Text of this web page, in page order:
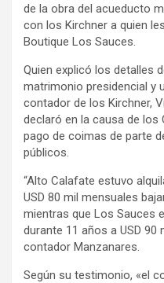
de la obra del acueducto
con los Kirchner a quien
Boutique Los Sauces.
Quien explicó los detalles
matrimonio presidencial y
contador de los Kirchner,
declaró en la causa de los
pago de coimas de parte
públicos.
“Alto Calafate estuvo
USD 80 mil mensuales
mientras que Los Sauces
durante 11 años a USD 90
contador Manzanares.
Según su testimonio, «el